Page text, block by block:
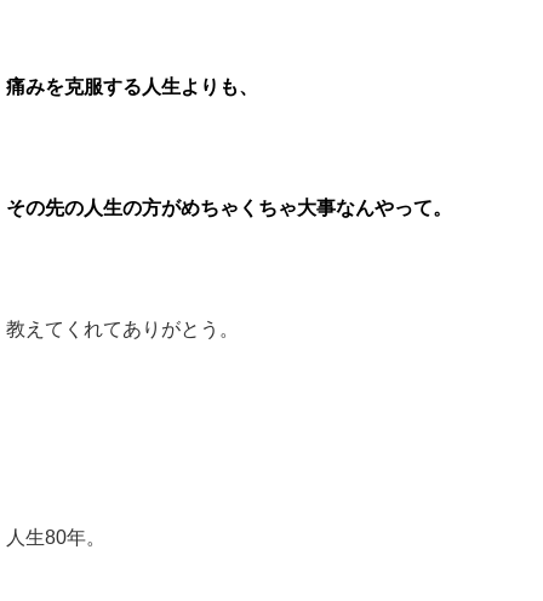
痛みを克服する人生よりも、
その先の人生の方がめちゃくちゃ大事なんやって。
教えてくれてありがとう。
人生80年。